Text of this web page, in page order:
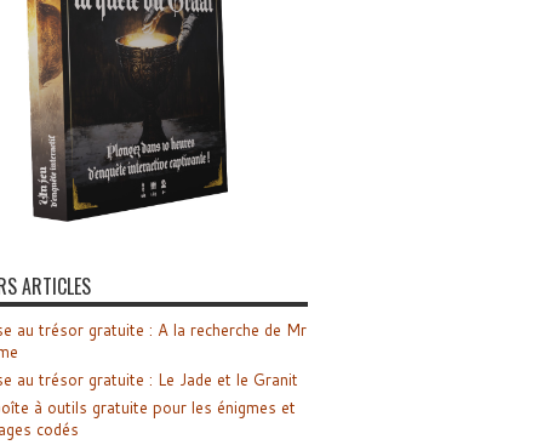
ARTICLES
au trésor gratuite : A la recherche de Mr
au trésor gratuite : Le Jade et le Granit
à outils gratuite pour les énigmes et
codés